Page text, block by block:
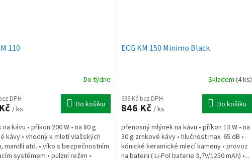
110
Do týdne
DPH
/ ks Do košíku
kávu • příkon 200 W • na 80 g
kávy • vhodný k mletí vlašských
mandlí atd. • víko s bezpečnostním
systémem • pulzní režim •
ECG KM 150 Minimo Black
Skladem (4 ks)
699 Kč bez DPH
846 Kč / ks Do košíku
přenosný mlýnek na kávu • příkon 13 W • na
30 g zrnkové kávy • hlučnost max. 65 dB •
kónické keramické mlecí kameny • provoz
na baterii ( Li-Pol baterie 3,7V/1250 mAh) •...